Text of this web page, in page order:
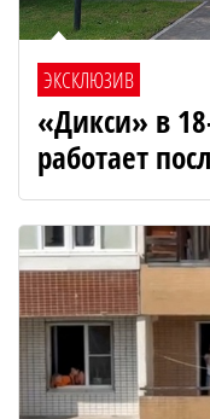
ЭКСКЛЮЗИВ
«Дикси» в
работает